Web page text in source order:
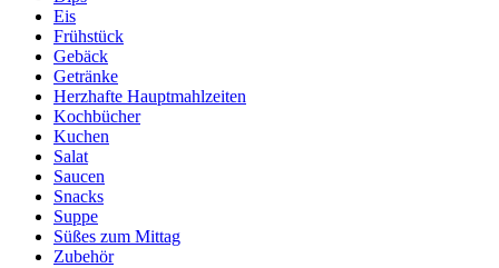
Eis
Frühstück
Gebäck
Getränke
Herzhafte Hauptmahlzeiten
Kochbücher
Kuchen
Salat
Saucen
Snacks
Suppe
Süßes zum Mittag
Zubehör